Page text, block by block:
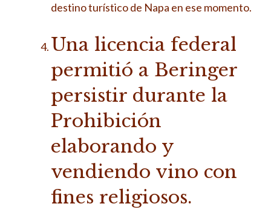
destino turístico de Napa en ese momento.
Una licencia federal
permitió a Beringer
persistir durante la
Prohibición
elaborando y
vendiendo vino con
fines religiosos.